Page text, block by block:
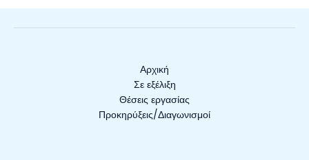
Αρχική
Σε εξέλιξη
Θέσεις εργασίας
Προκηρύξεις/Διαγωνισμοί